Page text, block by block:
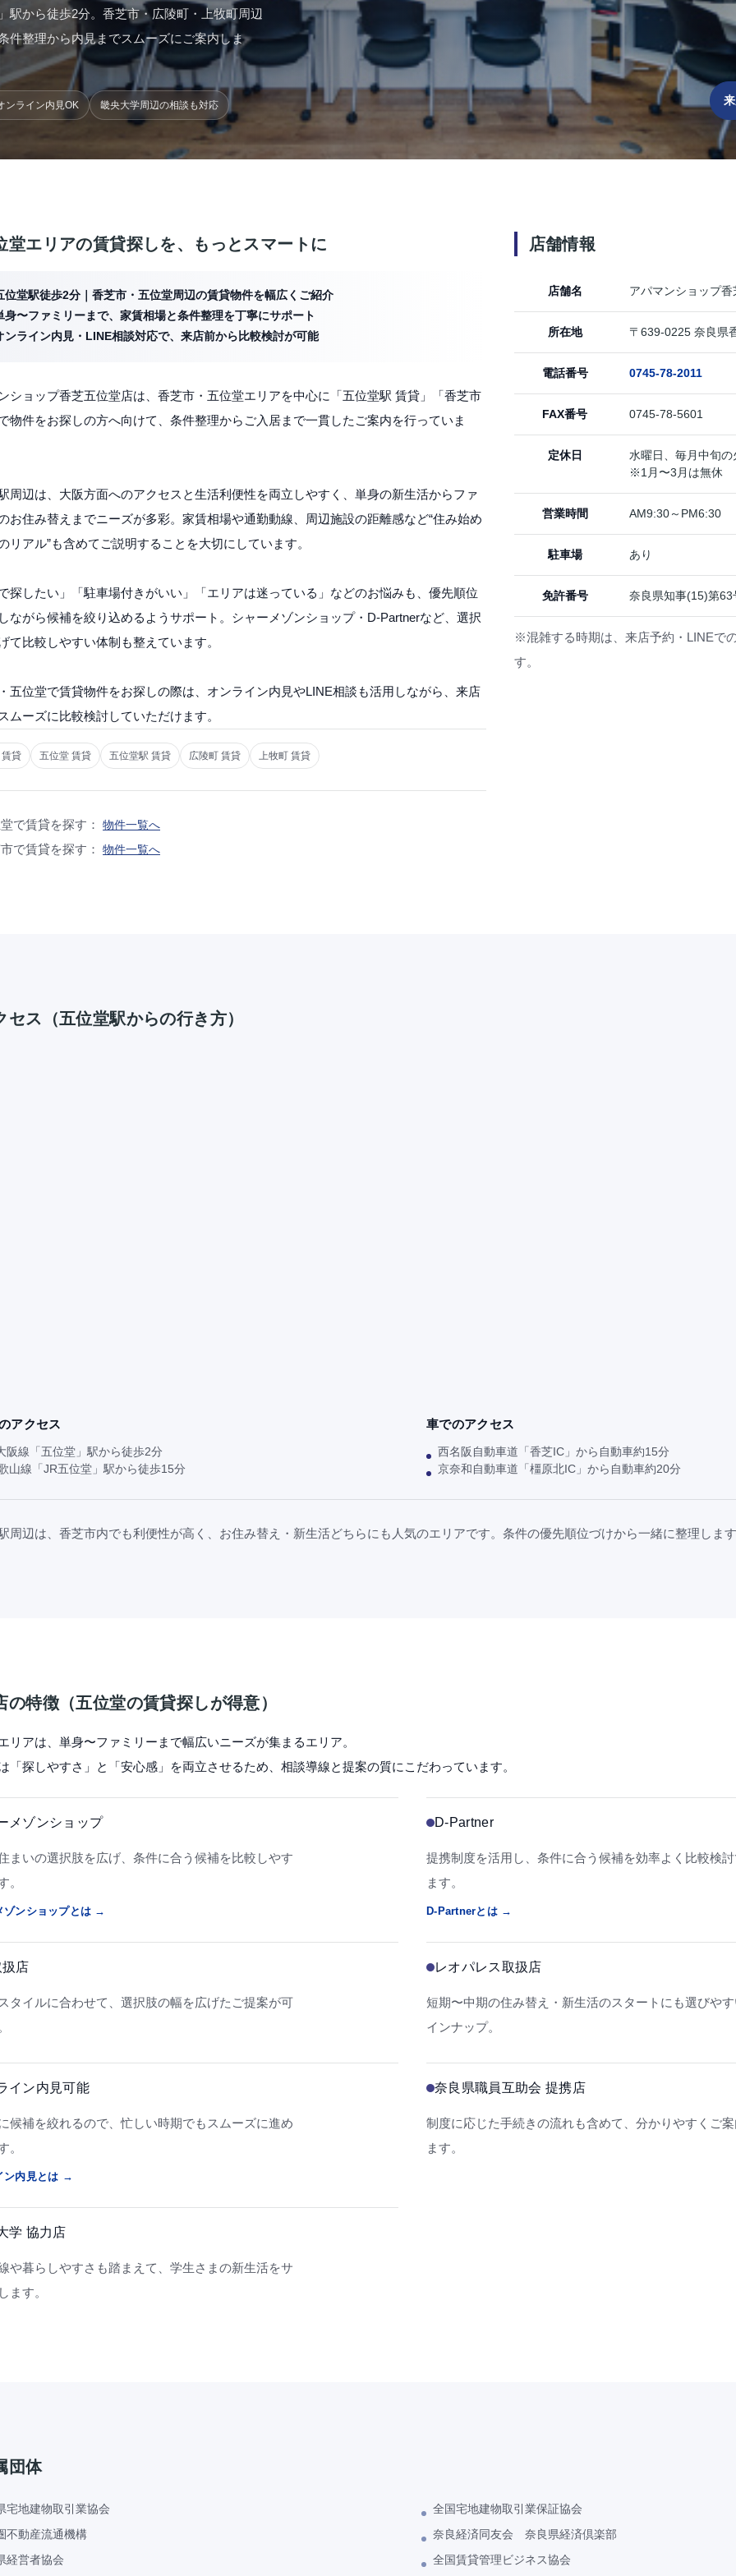
駅から徒歩2分。香芝市・広陵町・上牧町周辺
件整理から内見までスムーズにご案内しま
ンライン内見OK 畿央大学周辺の相談も対応
堂エリアの賃貸探しを、もっとスマートに
位堂駅徒歩2分｜香芝市・五位堂周辺の賃貸物件を幅広くご紹介
身〜ファミリーまで、家賃相場と条件整理を丁寧にサポート
ンライン内見・LINE相談対応で、来店前から比較検討が可能
ショップ香芝五位堂店は、香芝市・五位堂エリアを中心に「五位堂駅 賃貸」「香芝市
物件をお探しの方へ向けて、条件整理からご入居まで一貫したご案内を行っていま
周辺は、大阪方面へのアクセスと生活利便性を両立しやすく、単身の新生活からファ
お住み替えまでニーズが多彩。家賃相場や通勤動線、周辺施設の距離感など“住み始め
リアル”も含めてご説明することを大切にしています。
探したい」「駐車場付きがいい」「エリアは迷っている」などのお悩みも、優先順位
ながら候補を絞り込めるようサポート。シャーメゾンショップ・D-Partnerなど、選択
て比較しやすい体制も整えています。
五位堂で賃貸物件をお探しの際は、オンライン内見やLINE相談も活用しながら、来店
ムーズに比較検討していただけます。
貸 五位堂 賃貸 五位堂駅 賃貸 広陵町 賃貸 上牧町 賃貸
で賃貸を探す： 物件一覧へ
で賃貸を探す： 物件一覧へ
店舗情報
店舗名 アパマンショップ
所在地 〒639-0225 奈良県
電話番号 0745-78-2011
FAX番号 0745-78-5601
定休日
水曜日、毎月中旬
※1月〜3月は無休
営業時間 AM9:30～PM6:30
駐車場 あり
免許番号 奈良県知事(15)第63
※混雑する時期は、来店予約・LINEで
す。
セス（五位堂駅からの行き方）
アクセス
阪線「五位堂」駅から徒歩2分
山線「JR五位堂」駅から徒歩15分
車でのアクセス
西名阪自動車道「香芝IC」から自動車約15分
京奈和自動車道「橿原北IC」から自動車約20分
周辺は、香芝市内でも利便性が高く、お住み替え・新生活どちらにも人気のエリアです。条件の優先順位づけから一緒に整理しま
の特徴（五位堂の賃貸探しが得意）
リアは、単身〜ファミリーまで幅広いニーズが集まるエリア。
「探しやすさ」と「安心感」を両立させるため、相談導線と提案の質にこだわっています。
メゾンショップ
まいの選択肢を広げ、条件に合う候補を比較しやす
。
ゾンショップとは →
D-Partner
提携制度を活用し、条件に合う候補を効率よく比較検
ます。
D-Partnerとは →
店
タイルに合わせて、選択肢の幅を広げたご提案が可
レオパレス取扱店
短期〜中期の住み替え・新生活のスタートにも選びや
インナップ。
イン内見可能
候補を絞れるので、忙しい時期でもスムーズに進め
。
ン内見とは →
奈良県職員互助会 提携店
制度に応じた手続きの流れも含めて、分かりやすくご
ます。
学 協力店
や暮らしやすさも踏まえて、学生さまの新生活をサ
ます。
団体
宅地建物取引業協会
全国宅地建物取引業保証協会
不動産流通機構
奈良経済同友会 奈良県経済倶楽部
経営者協会
全国賃貸管理ビジネス協会